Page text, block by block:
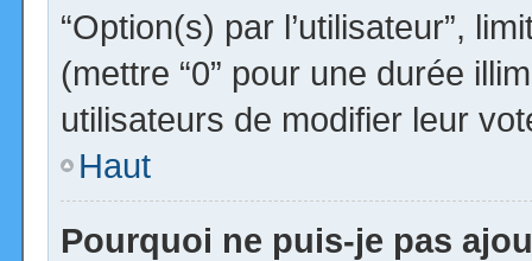
“Option(s) par l’utilisateur”,
(mettre “0” pour une durée
utilisateurs de modifier leur
Haut
Pourquoi ne puis-je pas